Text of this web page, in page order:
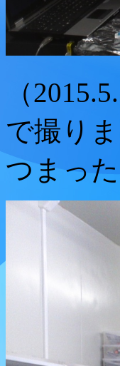
（
で撮り
つまっ